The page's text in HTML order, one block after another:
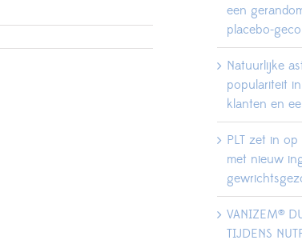
een
placebo-
Natuurlijke
populariteit
klanten en
PLT zet in op
met nieuw
VANIZEM®
TIJDENS